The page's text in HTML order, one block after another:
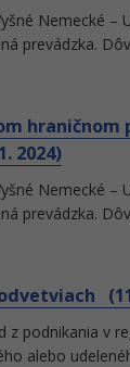
Nemecké –
prevádzka.
hraničnom
2024)
Nemecké –
prevádzka.
podnikania v
alebo